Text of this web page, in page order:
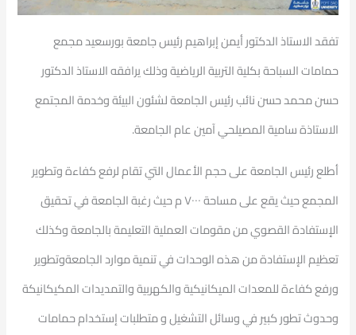
تفقد الاستاذ الدكتور أيمن إبراهيم رئيس جامعة بورسعيد مجمع
حمامات السباحة بكلية التربية الرياضية وذلك يرافقه الاستاذ الدكتور
حسن محمد حسن نائب رئيس الجامعة لشئون البيئة وخدمة المجتمع
الاستاذة سامية المصيلحي آمين عام الجامعة.
أطلع رئيس الجامعة على حجم الأعمال التي تقام لرفع كفاءة وتطوير
المجمع حيث يقع على مساحة ٧٠٠٠ م حيث رغبة الجامعة في تحقيق
الإستفادة القصوي من مقومات العملية التعليمة بالجامعة وكذلك
تعظيم الإستفادة من هذه الوحدات في تنمية موارد الجامعةوتطوير
ورفع كفاءة للمعدات الميكانيكية والكهربية والتمديدات المكيكانيكة
وحدوث تطور كبير في وسائل التشغيل و متطلبات إستخدام حمامات